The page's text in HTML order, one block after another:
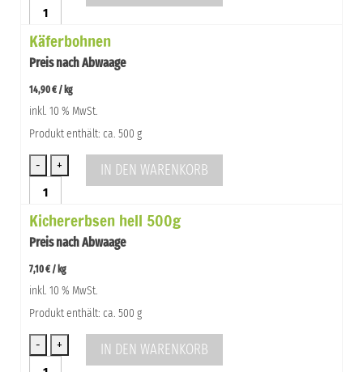
500g
Figl
Menge
Käferbohnen
Preis nach Abwaage
14,90€ / kg
inkl. 10 % MwSt.
Produkt enthält: ca. 500 g
Käferbohnen
Menge
IN DEN WARENKORB
Kichererbsen hell 500g
Preis nach Abwaage
7,10€ / kg
inkl. 10 % MwSt.
Produkt enthält: ca. 500 g
Kichererbsen
IN DEN WARENKORB